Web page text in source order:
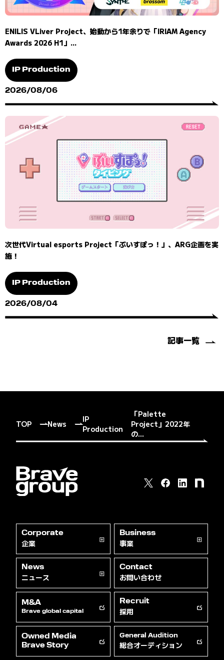
ENILIS VLiver Project、始動から1年余りで「IRIAM Agency
Awards 2026 H1」...
IP Production
2026/08/06
次世代Virtual esports Project「ぶいすぽっ！」、ARG企画を実
施！
IP Production
2026/08/04
記事一覧
TOP News
IP
Production
「Palette
Project」2022年
の...
Corporate
企業
Business
事業
News
ニュース
Contact
お問い合わせ
M&A
Brave global capital
Recruit
採用
Owned Media
Brave Story
General Audition
総合オーディション